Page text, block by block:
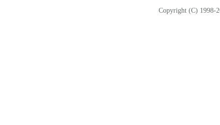
Copyright (C) 1998-